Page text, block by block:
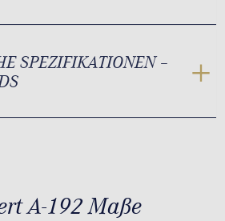
SPEZIFIKATIONEN –
A-192 Maße